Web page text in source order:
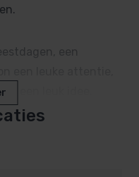
een
een leuk idee.